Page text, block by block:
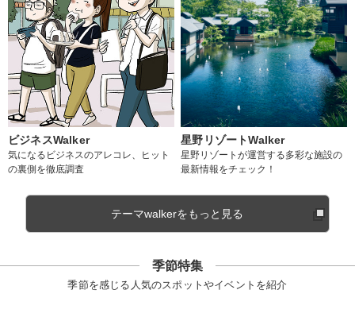
ビジネスWalker
気になるビジネスのアレコレ、ヒット
の裏側を徹底調査
星野リゾートWalker
星野リゾートが運営する多彩な施設の
最新情報をチェック！
テーマwalkerをもっと見る
季節特集
季節を感じる人気のスポットやイベントを紹介